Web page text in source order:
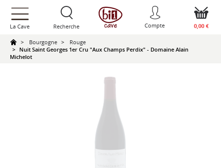
text.skipToContent
text.skipToNavigation
La Cave Recherche Compte 0,00 €
Bourgogne
Rouge
Nuit Saint Georges 1er Cru "Aux Champs Perdix" - Domaine Alain
Michelot